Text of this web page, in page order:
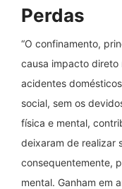
Perdas
“O confinamento,
causa impacto direto
acidentes
social, sem os
física e mental,
deixaram de realizar
consequentemente,
mental. Ganham em